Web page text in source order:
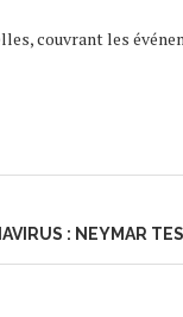
couvrant les
: NEYMAR